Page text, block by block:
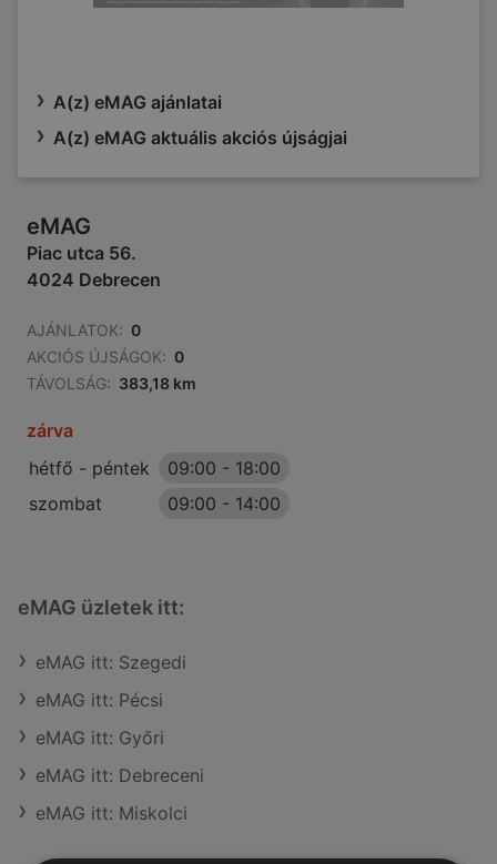
A(z) eMAG ajánlatai
A(z) eMAG aktuális akciós újságjai
eMAG
Piac utca 56.
4024 Debrecen
AJÁNLATOK: 0
AKCIÓS ÚJSÁGOK: 0
TÁVOLSÁG: 383,18 km
zárva
hétfő - péntek
09:00 - 18:00
szombat
09:00 - 14:00
eMAG üzletek itt:
eMAG itt: Szegedi
eMAG itt: Pécsi
eMAG itt: Győri
eMAG itt: Debreceni
eMAG itt: Miskolci